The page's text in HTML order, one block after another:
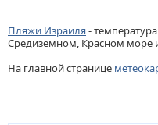
Пляжи Израиля-
Средиземном, Красном море
На главной странице